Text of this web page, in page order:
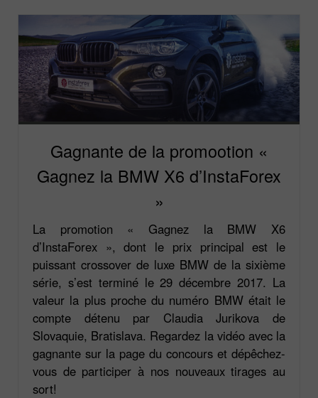
Choisissez votre
bonus
Gagnante de la promootion «
Gagnez la BMW X6 d’InstaForex
»
La promotion « Gagnez la BMW X6
d’InstaForex », dont le prix principal est le
puissant crossover de luxe BMW de la sixième
série, s’est terminé le 29 décembre 2017. La
valeur la plus proche du numéro BMW était le
compte détenu par Claudia Jurikova de
Slovaquie, Bratislava. Regardez la vidéo avec la
gagnante sur la page du concours et dépêchez-
vous de participer à nos nouveaux tirages au
sort!